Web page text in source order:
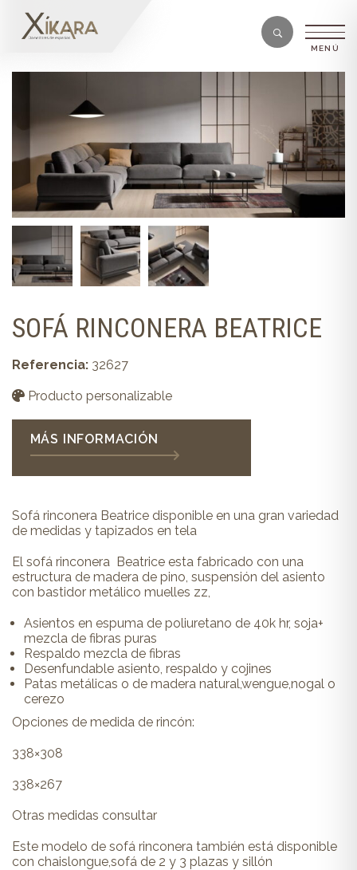
SOFÁ RINCONERA BEATRICE
Referencia: 32627
Producto personalizable
MÁS INFORMACIÓN
Sofá rinconera Beatrice disponible en una gran variedad
de medidas y tapizados en tela
El sofá rinconera Beatrice esta fabricado con una
estructura de madera de pino, suspensión del asiento
con bastidor metálico muelles zz,
Asientos en espuma de poliuretano de 40k hr, soja+
mezcla de fibras puras
Respaldo mezcla de fibras
Desenfundable asiento, respaldo y cojines
Patas metálicas o de madera natural,wengue,nogal o
cerezo
Opciones de medida de rincón:
338×308
338×267
Otras medidas consultar
Este modelo de sofá rinconera también está disponible
con chaislongue,sofá de 2 y 3 plazas y sillón